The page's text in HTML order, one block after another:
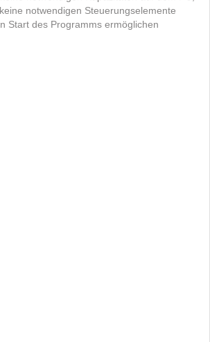
notwendigen Steuerungselemente
Start des Programms ermöglichen